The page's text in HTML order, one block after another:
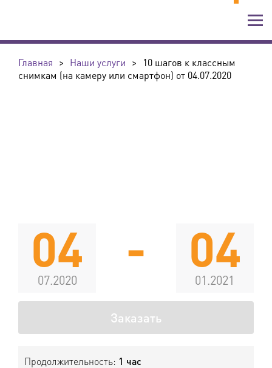
Главная > Наши услуги >
10 шагов к классным
снимкам (на камеру или смартфон) от 04.07.2020
04
07.2020
- 04
01.2021
Заказать
Продолжительность: 1 час